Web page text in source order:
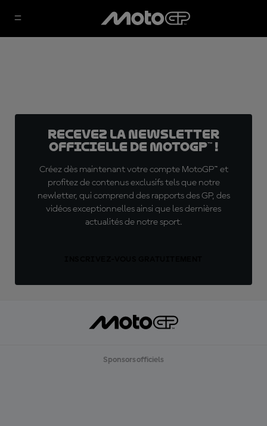
Recevez la Newsletter
officielle de MotoGP™ !
Créez dès maintenant votre compte MotoGP™ et
profitez de contenus exclusifs tels que notre
newletter, qui comprend des rapports des GP, des
vidéos exceptionnelles ainsi que les dernières
actualités de notre sport.
Sponsors officiels